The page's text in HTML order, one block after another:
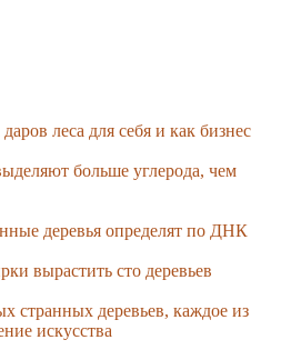
леса для себя и как бизнес
больше углерода, чем
деревья определят по ДНК
вырастить сто деревьев
странных деревьев, каждое из
искусства